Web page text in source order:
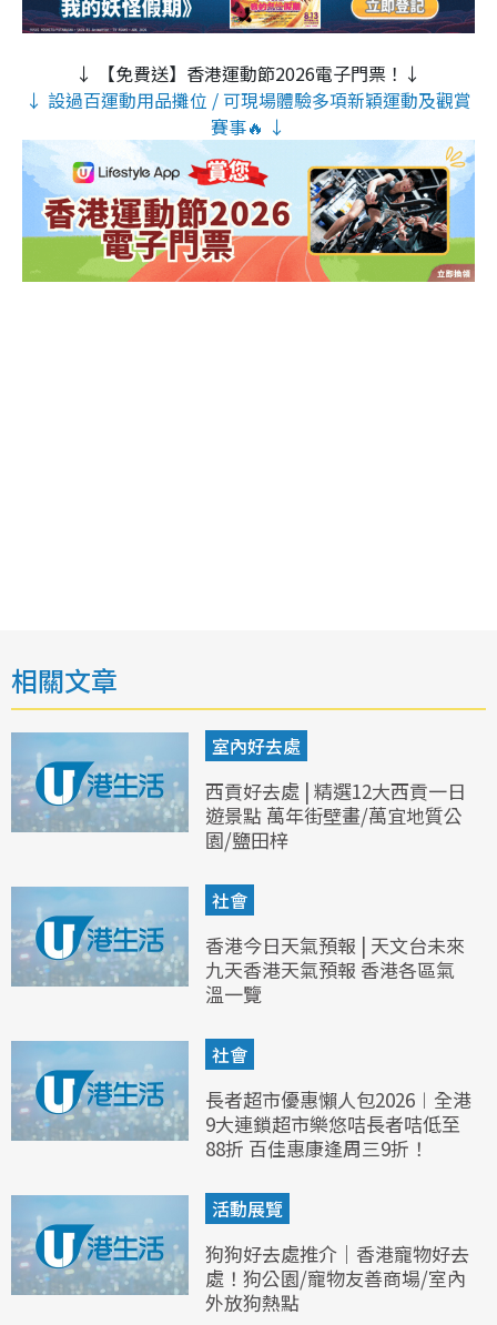
↓ 【免費送】香港運動節2026電子門票！↓
↓ 設過百運動用品攤位 / 可現場體驗多項新穎運動及觀賞
賽事🔥 ↓
相關文章
室內好去處
西貢好去處 | 精選12大西貢一日
遊景點 萬年街壁畫/萬宜地質公
園/鹽田梓
社會
香港今日天氣預報 | 天文台未來
九天香港天氣預報 香港各區氣
溫一覽
社會
長者超市優惠懶人包2026︱全港
9大連鎖超市樂悠咭長者咭低至
88折 百佳惠康逢周三9折！
活動展覽
狗狗好去處推介｜香港寵物好去
處！狗公園/寵物友善商場/室內
外放狗熱點